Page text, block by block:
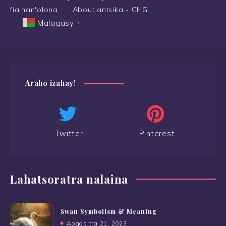
fiainan'olona
About antsika - CHG
Malagasy ▼
Araho izahay!
Twitter Pinterest
Lahatsoratra nalaina
Swan Symbolism & Meaning
Aogositra 21, 2023